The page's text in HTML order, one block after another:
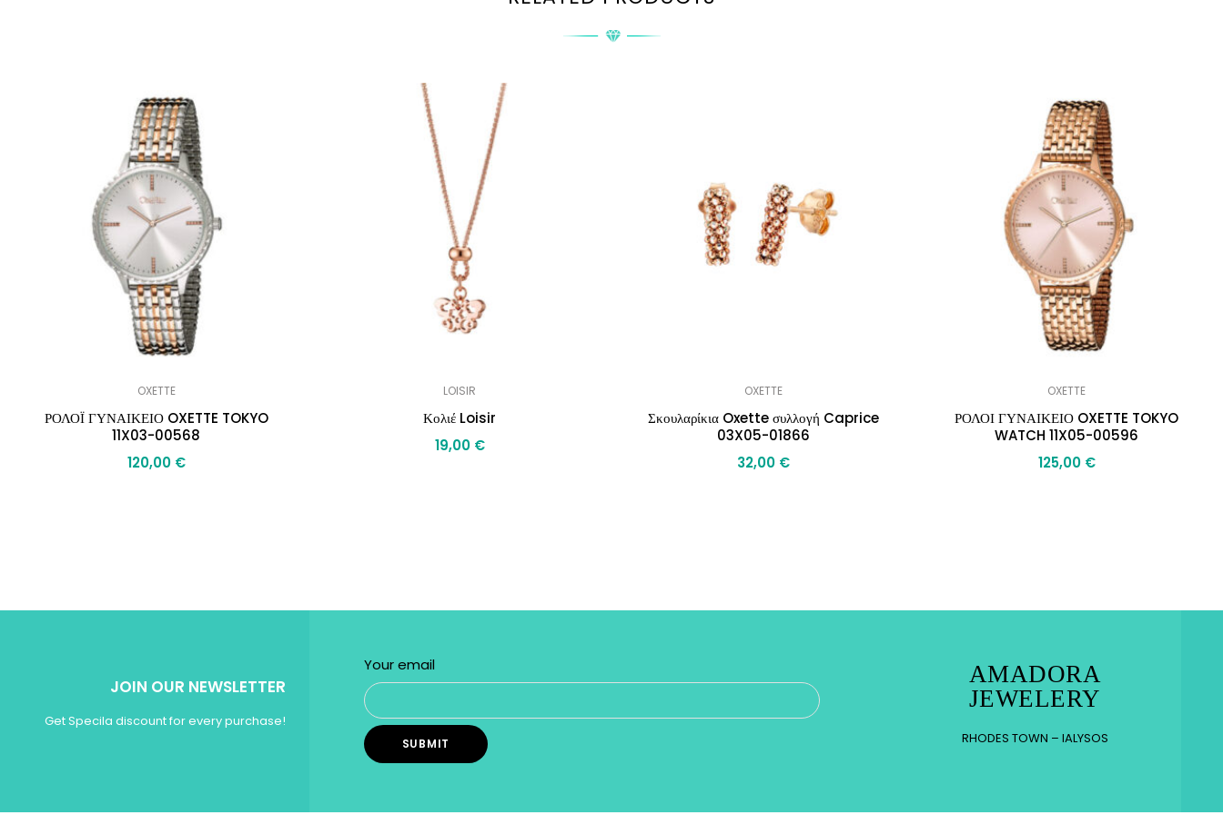
OXETTE
ΡΟΛΟΪ ΓΥΝΑΙΚΕΙΟ OXETTE TOKYO
11X03-00568
120,00 €
LOISIR
Κολιέ Loisir
19,00 €
OXETTE
Σκουλαρίκια Oxette συλλογή Caprice
03X05-01866
32,00 €
OXETTE
ΡΟΛΟΙ ΓΥΝΑΙΚΕΙΟ OXETTE TOKYO
WATCH 11X05-00596
125,00 €
JOIN OUR NEWSLETTER
Get Specila discount for every purchase!
Your email
AMADORA
JEWELERY
RHODES TOWN – IALYSOS
Η ηλ. διεύθυνση σας δεν δημοσιεύεται.